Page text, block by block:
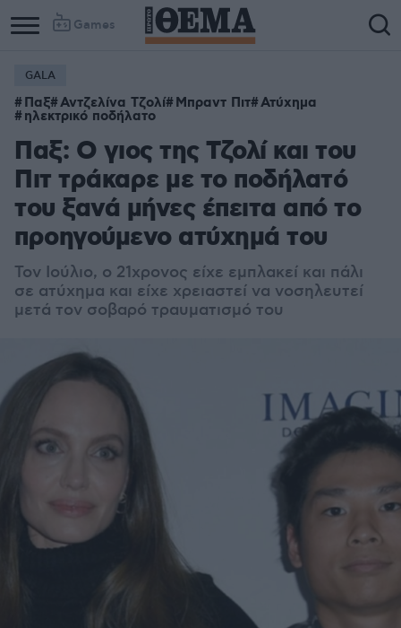
Games
GALA
Παξ Αντζελίνα Τζολί Μπραντ Πιτ Ατύχημα
ηλεκτρικό ποδήλατο
Παξ: Ο γιος της Τζολί και του
Πιτ τράκαρε με το ποδήλατό
του ξανά μήνες έπειτα από το
προηγούμενο ατύχημά του
Τον Ιούλιο, ο 21χρονος είχε εμπλακεί και πάλι
σε ατύχημα και είχε χρειαστεί να νοσηλευτεί
μετά τον σοβαρό τραυματισμό του